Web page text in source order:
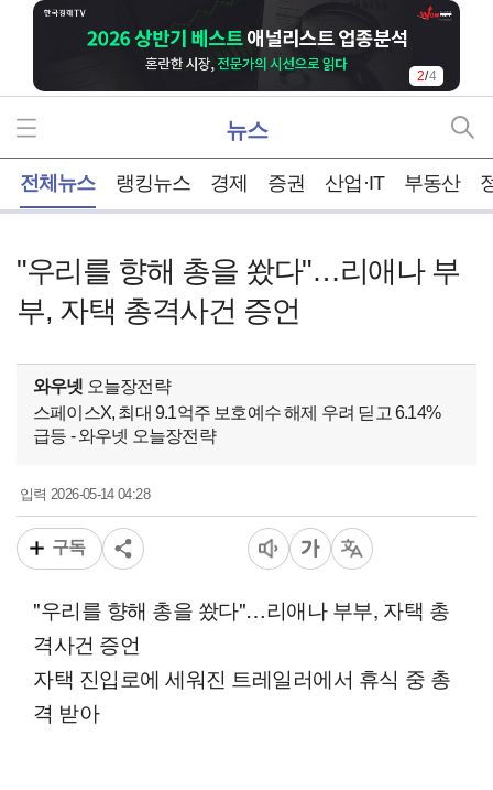
2/4
뉴스
전체뉴스 랭킹뉴스 경제 증권 산업·IT 부동산
"우리를 향해 총을 쐈다"…리애나 부
부, 자택 총격사건 증언
와우넷 오늘장전략
스페이스X, 최대 9.1억주 보호예수 해제 우려 딛고 6.14%
급등 - 와우넷 오늘장전략
입력 2026-05-14 04:28
구독
"우리를 향해 총을 쐈다"…리애나 부부, 자택 총
격사건 증언
자택 진입로에 세워진 트레일러에서 휴식 중 총
격 받아